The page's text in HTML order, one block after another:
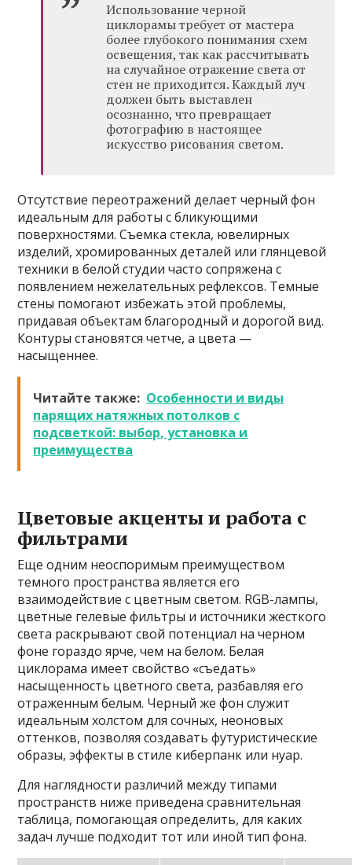
Использование черной
циклорамы требует от мастера
более глубокого понимания схем
освещения, так как рассчитывать
на случайное отражение света от
стен не приходится. Каждый луч
должен быть выставлен
осознанно, что превращает
фотографию в настоящее
искусство рисования светом.
Отсутствие переотражений делает черный фон
идеальным для работы с бликующими
поверхностями. Съемка стекла, ювелирных
изделий, хромированных деталей или глянцевой
техники в белой студии часто сопряжена с
появлением нежелательных рефлексов. Темные
стены помогают избежать этой проблемы,
придавая объектам благородный и дорогой вид.
Контуры становятся четче, а цвета —
насыщеннее.
Читайте также: Особенности и виды
парящих натяжных потолков с
подсветкой: выбор, установка и
преимущества
Цветовые акценты и работа с
фильтрами
Еще одним неоспоримым преимуществом
темного пространства является его
взаимодействие с цветным светом. RGB-лампы,
цветные гелевые фильтры и источники жесткого
света раскрывают свой потенциал на черном
фоне гораздо ярче, чем на белом. Белая
циклорама имеет свойство «съедать»
насыщенность цветного света, разбавляя его
отраженным белым. Черный же фон служит
идеальным холстом для сочных, неоновых
оттенков, позволяя создавать футуристические
образы, эффекты в стиле киберпанк или нуар.
Для наглядности различий между типами
пространств ниже приведена сравнительная
таблица, помогающая определить, для каких
задач лучше подходит тот или иной тип фона.